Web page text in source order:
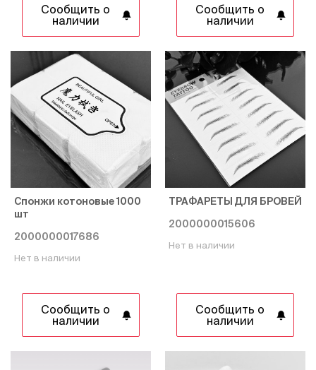
Сообщить о
наличии
Сообщить о
наличии
Спонжи котоновые 1000
шт
2000000017686
Нет в наличии
Сообщить о
наличии
ТРАФАРЕТЫ ДЛЯ БРОВЕЙ
2000000015606
Нет в наличии
Сообщить о
наличии